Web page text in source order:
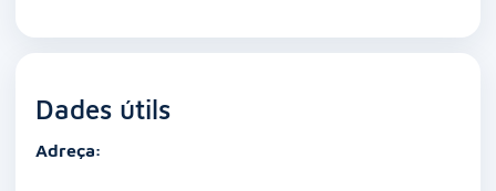
c
b
o
ai at
A
k
ss p m
Dades útils
Adreça: